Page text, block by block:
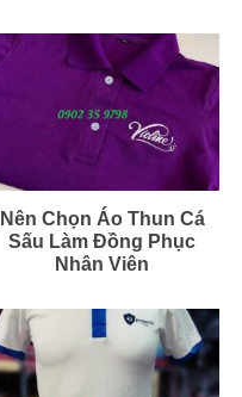
Nên Chọn Áo Thun Cá
Sấu Làm Đồng Phục
Nhân Viên